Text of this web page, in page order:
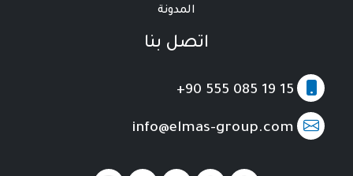
المدونة
اتصل بنا
+90 555 085 19 15
info@elmas-group.com